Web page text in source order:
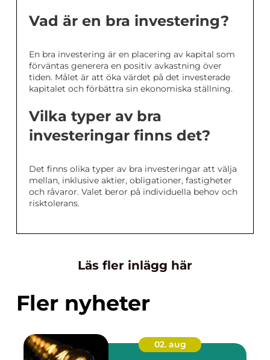
Vad är en bra investering?
En bra investering är en placering av kapital som
förväntas generera en positiv avkastning över
tiden. Målet är att öka värdet på det investerade
kapitalet och förbättra sin ekonomiska ställning.
Vilka typer av bra
investeringar finns det?
Det finns olika typer av bra investeringar att välja
mellan, inklusive aktier, obligationer, fastigheter
och råvaror. Valet beror på individuella behov och
risktolerans.
Läs fler inlägg här
Fler nyheter
02. aug